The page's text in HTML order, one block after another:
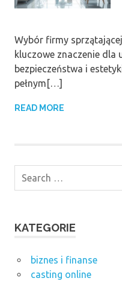
Wybór firmy
kluczowe znaczenie dla
bezpieczeństwa i
pełnym[…]
READ MORE
KATEGORIE
biznes i finanse
casting online